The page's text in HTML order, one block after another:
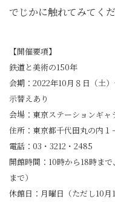
でじかに触れてみてくだ
【開催要項】
鉄道と美術の150年
会期：2022年10月８日（土
示替えあり
会場：東京ステーションギャ
住所：東京都千代田丸の内
電話：03・3212・2485
開館時間：10時から18時ま
まで）
休館日：月曜日（ただし10